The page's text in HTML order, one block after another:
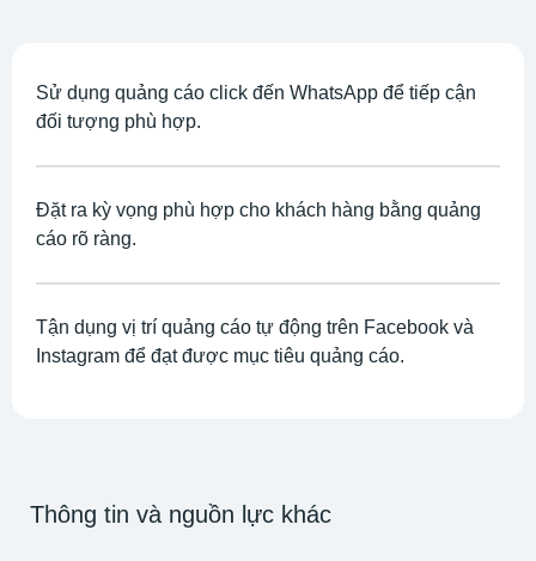
Sử dụng quảng cáo click đến WhatsApp để tiếp cận
đối tượng phù hợp.
Đặt ra kỳ vọng phù hợp cho khách hàng bằng quảng
cáo rõ ràng.
Tận dụng vị trí quảng cáo tự động trên Facebook và
Instagram để đạt được mục tiêu quảng cáo.
Thông tin và nguồn lực khác